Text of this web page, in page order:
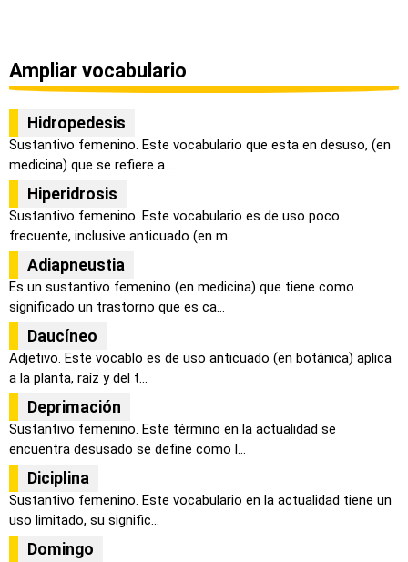
Ampliar vocabulario
Hidropedesis
Sustantivo femenino. Este vocabulario que esta en desuso, (en
medicina) que se refiere a ...
Hiperidrosis
Sustantivo femenino. Este vocabulario es de uso poco
frecuente, inclusive anticuado (en m...
Adiapneustia
Es un sustantivo femenino (en medicina) que tiene como
significado un trastorno que es ca...
Daucíneo
Adjetivo. Este vocablo es de uso anticuado (en botánica) aplica
a la planta, raíz y del t...
Deprimación
Sustantivo femenino. Este término en la actualidad se
encuentra desusado se define como l...
Diciplina
Sustantivo femenino. Este vocabulario en la actualidad tiene un
uso limitado, su signific...
Domingo